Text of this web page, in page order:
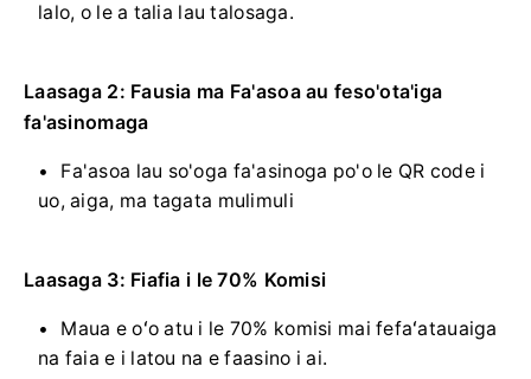
lalo, o le a talia lau talosaga.
Laasaga 2: Fausia ma Fa'asoa au feso'ota'iga
fa'asinomaga
Fa'asoa lau so'oga fa'asinoga po'o le QR code i
uo, aiga, ma tagata mulimuli
Laasaga 3: Fiafia i le 70% Komisi
Maua e oʻo atu i le 70% komisi mai fefaʻatauaiga
na faia e i latou na e faasino i ai.